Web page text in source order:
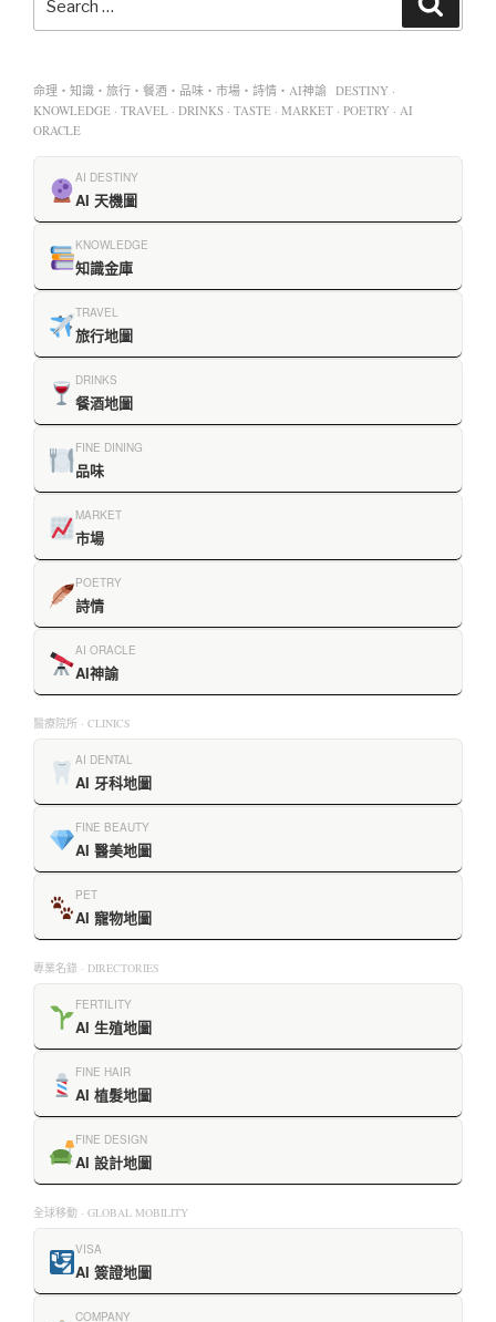
命理・知識・旅行・餐酒・品味・市場・詩情・AI神諭 DESTINY ·
KNOWLEDGE · TRAVEL · DRINKS · TASTE · MARKET · POETRY · AI
ORACLE
AI DESTINY
AI 天機圖
KNOWLEDGE
知識金庫
TRAVEL
旅行地圖
DRINKS
餐酒地圖
FINE DINING
品味
MARKET
市場
POETRY
詩情
AI ORACLE
AI神諭
醫療院所 · CLINICS
AI DENTAL
AI 牙科地圖
FINE BEAUTY
AI 醫美地圖
PET
AI 寵物地圖
專業名錄 · DIRECTORIES
FERTILITY
AI 生殖地圖
FINE HAIR
AI 植髮地圖
FINE DESIGN
AI 設計地圖
全球移動 · GLOBAL MOBILITY
VISA
AI 簽證地圖
COMPANY